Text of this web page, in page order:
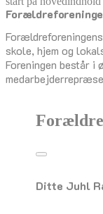
skole, hjem og
Foreningen består
senest opdateret 13.
Ditte Juhl